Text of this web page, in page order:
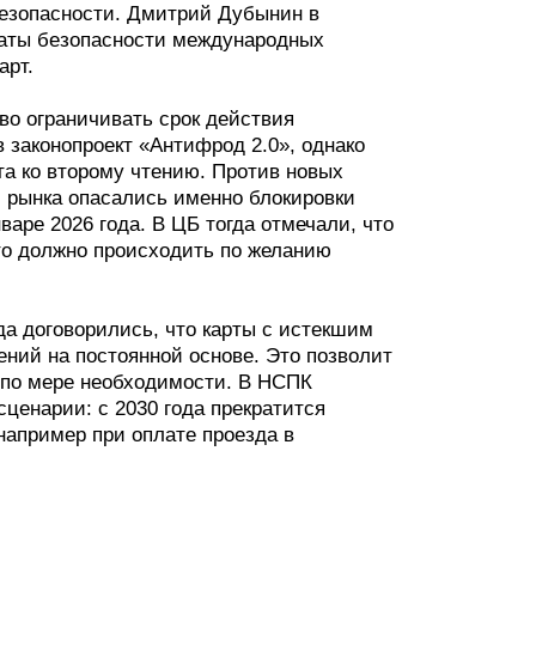
Дмитрий Дубынин в
безопасности международных
ограничивать срок действия
законопроект «Антифрод 2.0», однако
ко второму чтению. Против новых
опасались именно блокировки
2026 года. В ЦБ тогда отмечали, что
должно происходить по желанию
договорились, что карты с истекшим
на постоянной основе. Это позволит
по мере необходимости. В НСПК
с 2030 года прекратится
при оплате проезда в